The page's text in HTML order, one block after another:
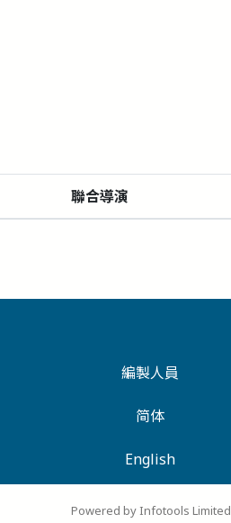
聯合導演
編製人員
简体
English
Powered by Infotools Limited